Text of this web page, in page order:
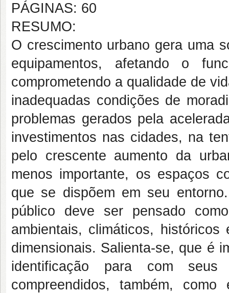
PÁGINAS: 60
RESUMO:
O crescimento urbano gera uma
equipamentos, afetando o
comprometendo a qualidade de
inadequadas condições de
problemas gerados pela
investimentos nas cidades, na
pelo crescente aumento da
menos importante, os espaços
que se dispõem em seu
público deve ser pensado
ambientais, climáticos,
dimensionais. Salienta-se, que é
identificação para com
compreendidos, também,